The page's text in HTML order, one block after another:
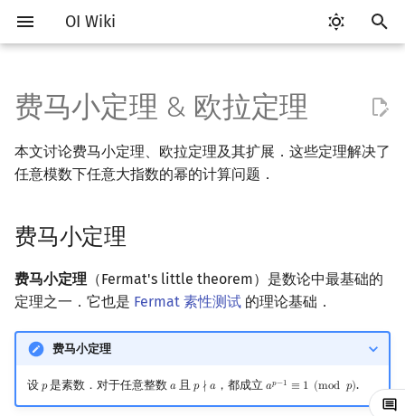
OI Wiki
入
以
开
搜
Getting Started
关于本项目
格式手册
数学符号表
F.A.Q.
比赛相关简介
赛事
OI 赛事与赛制
ICPC/CCPC 赛事与赛制
题型概述
交互题
学习资源
技巧
读入、输出优化
分段打表
出题
工具软件简介
代码编辑工具
Vim
Emacs
Eclipse
Kate
评测工具简介
Arbiter
Lemon
命令行编译与调试
编译器
WSL (Windows 10)
Testlib 简介
通用
Interactor
语言基础简介
C++ 基础
Hello, World!
C++ 语法基础
流程控制语句
函数
C++ 标准库简介
STL 容器
string
类
命名空间
引用
新版 C++ 特性
C++ 与其他常用语言的区别
Pascal 转 C++ 急救
Python 速成
算法基础简介
复杂度
复杂度简介
均摊复杂度
递归 & 分治
贪心
排序
排序简介
选择排序
计数排序
快速排序
搜索部分简介
DFS（搜索）
启发式搜索
A*
迭代加深搜索
动态规划部分简介
动态规划基础
区间 DP
DAG 上的 DP
树形 DP
DP 优化简介
单调队列/单调栈优化
Slope Trick 优化
状态设计优化
字符串部分简介
字符串基础
字符串哈希
字典树 (Trie)
前缀函数与 KMP 算法
后缀数组简介
最优原地后缀排序算法
数字系统简介
进位制
费马小定理
欧拉定理
严格证明
例题
习题
多项式与生成函数简介
代数基本定理
快速沃尔什变换
Chirp Z 变换
多项式牛顿迭代
排列组合
抽屉原理
错位排列
卡特兰数
斯特林数
线性代数简介
向量
初等变换
行列式
线性空间
线性规划基础
单纯形法
基本概念
群论
Schreier–Sims 算法
基本概念
条件概率与独立性
概率不等式
博弈论简介
公平组合游戏
插值
数值积分
数据结构部分简介
栈
哈希表
并查集
并查集
并查集复杂度
堆
堆简介
二叉堆
分块思想
块状数组
Sqrt Tree
线段树基础
线段树合并 & 分裂
区间最值操作 & 区间历史
二叉搜索树 & 平衡树
Treap
替罪羊树
Size Balanced Tree
可持久化数据结构简介
可持久化线段树
可持久化字典树
线段树套线段树
平衡树套线段树
分块套树状数组
Link Cut Tree
全局平衡二叉树
图论部分简介
图论相关概念
BFS（图论）
树上问题
树基础
树的直径
最近公共祖先
树上启发式合并
有向无环图
最短路
差分约束
最小生成树
最小树形图
强连通分量
双连通分量
点/边连通度
网络流简介
最大流
上下界网络流
图匹配
二分图最大匹配
一般图最大权匹配
计算几何部分简介
二维计算几何基础
Pick 定理
三角剖分
凸包
杂项简介
离散化
离线算法简介
CDQ 分治
分数规划
随机化
随机函数
随机化技巧
悬线法
RMQ
并查集应用
费马小定理 & 欧拉定理
本文讨论费马小定理、欧拉定理及其扩展．这些定理解决了
任意模数下任意大指数的幂的计算问题．
费马小定理
费马小定理 （Fermat's little theorem）是数论中最基础的
定理之一．它也是 Fermat 素性测试 的理论基础．
费马小定理
设𝑝
p是素数．对于任意整数 𝑎
a且 𝑝 ∤ 𝑎
p ∤ a ，都成立𝑎𝑝−1 ≡ 1 (mod 𝑝)
ap−1 ≡1 (modp) .